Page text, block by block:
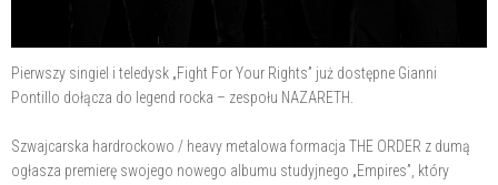
Pierwszy singiel i teledysk „Fight For Your Rights” już dostępne Gianni
Pontillo dołącza do legend rocka – zespołu NAZARETH.
Szwajcarska hardrockowo / heavy metalowa formacja THE ORDER z dumą
ogłasza premierę swojego nowego albumu studyjnego „Empires”, który